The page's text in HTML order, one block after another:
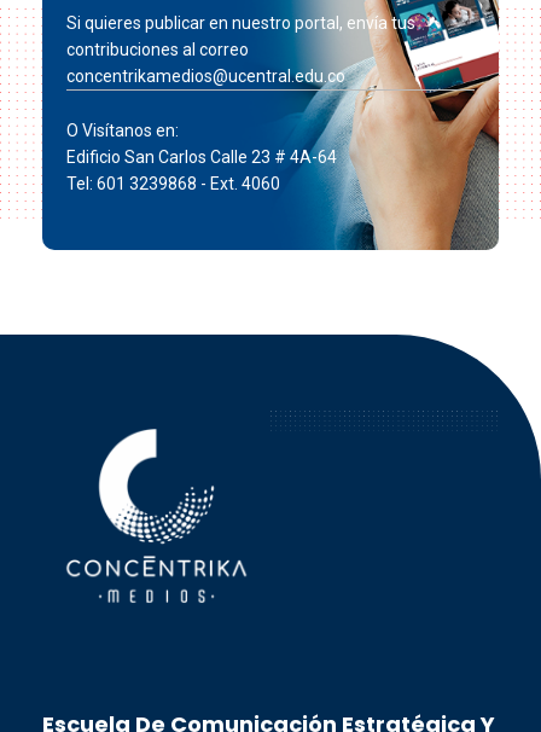
Si quieres publicar en nuestro portal, envía tus
contribuciones al correo
concentrikamedios@ucentral.edu.co
O Visítanos en:
Edificio San Carlos Calle 23 # 4A-64
Tel: 601 3239868 - Ext. 4060
Escuela De Comunicación Estratégica Y